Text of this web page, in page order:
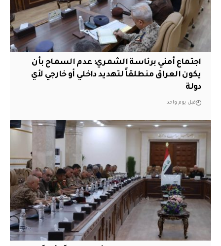
اجتماع أمني برئاسة الشمري: عدم السماح بأن
يكون العراق منطلقاً لتهديد داخلي أو خارجي لأي
دولة
قبل يوم واحد